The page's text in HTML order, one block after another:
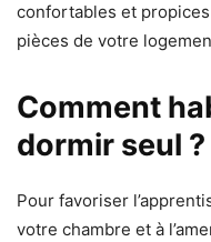
confortables et
pièces de votre
Comment
dormir seul ?
Pour favoriser
votre chambre et à